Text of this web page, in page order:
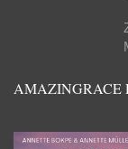
AMAZINGRACE